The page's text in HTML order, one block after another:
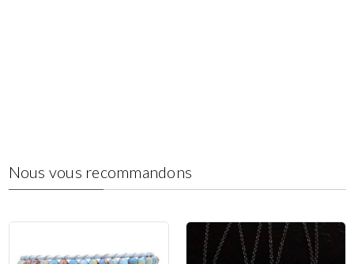
Nous vous recommandons